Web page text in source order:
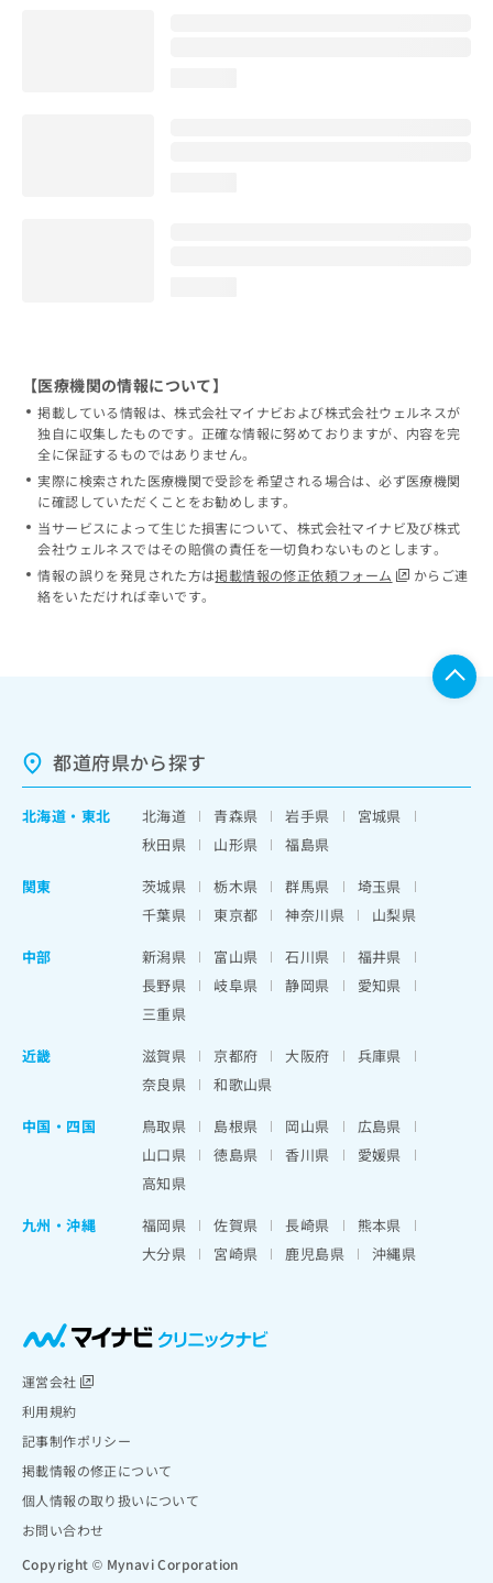
【医療機関の情報について】
掲載している情報は、株式会社マイナビおよび株式会社ウェルネスが
独自に収集したものです。正確な情報に努めておりますが、内容を完
全に保証するものではありません。
実際に検索された医療機関で受診を希望される場合は、必ず医療機関
に確認していただくことをお勧めします。
当サービスによって生じた損害について、株式会社マイナビ及び株式
会社ウェルネスではその賠償の責任を一切負わないものとします。
情報の誤りを発見された方は掲載情報の修正依頼フォーム
からご連
絡をいただければ幸いです。
都道府県から探す
北海道 ・ 東北 北海道 青森県 岩手県
宮城県
秋田県
山形県
福島県
関東
茨城県 栃木県 群馬県
埼玉県
千葉県
東京都 神奈川県
山梨県
中部
新潟県 富山県 石川県
福井県
長野県
岐阜県 静岡県
愛知県
三重県
近畿
滋賀県 京都府 大阪府
兵庫県
奈良県
和歌山県
中国・四国
鳥取県 島根県 岡山県
広島県
山口県
徳島県 香川県
愛媛県
高知県
九州・沖縄
福岡県 佐賀県 長崎県
熊本県
大分県
宮崎県 鹿児島県 沖縄県
運営会社
利用規約
記事制作ポリシー
掲載情報の修正について
個人情報の取り扱いについて
お問い合わせ
Copyright © Mynavi Corporation